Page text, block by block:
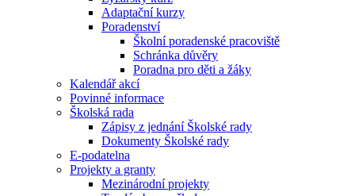
Adaptační kurzy
Poradenství
Školní poradenské pracoviště
Schránka důvěry
Poradna pro děti a žáky
Kalendář akcí
Povinné informace
Školská rada
Zápisy z jednání Školské rady
Dokumenty Školské rady
E-podatelna
Projekty a granty
Mezinárodní projekty